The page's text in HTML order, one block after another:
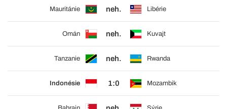
Mauritánie neh. Libérie
Omán neh. Kuvajt
Tanzanie neh. Rwanda
Indonésie 1:0 Mozambik